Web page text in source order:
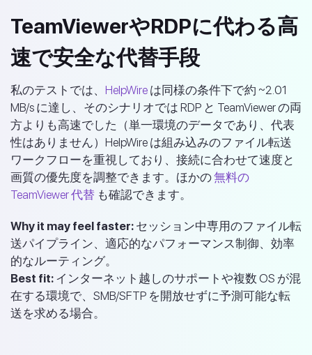
TeamViewerやRDPに代わる高
速で安全な代替手段
私のテストでは、 HelpWire は同様の条件下で約 ~2.01
MB/s に達し、そのシナリオでは RDP と TeamViewer の両
方よりも高速でした（単一環境のデータであり、代表
性はありません）HelpWire は組み込みのファイル転送
ワークフローを重視しており、接続に合わせて速度と
画質の優先度を調整できます。ほかの無料の
TeamViewer 代替 も確認できます。
Why it may feel faster: セッション中専用のファイル転
送パイプライン、適応的なパフォーマンス制御、効率
的なルーティング。
Best fit: インターネット越しのサポートや複数 OS が混
在する環境で、SMB/SFTP を開放せずに予測可能な転
送を求める場合。